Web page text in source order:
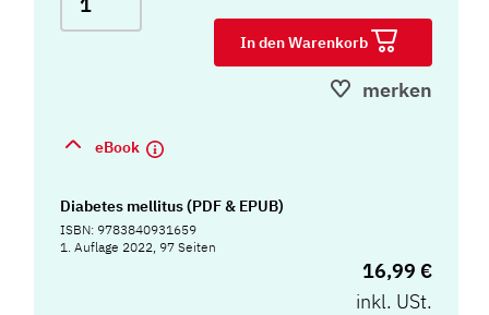
In den Warenkorb
merken
eBook
Diabetes mellitus (PDF & EPUB)
ISBN: 9783840931659
1. Auflage 2022, 97 Seiten
16,99 €
inkl. USt.